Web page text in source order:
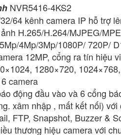
NVR5416-4KS2
64 kênh camera IP hỗ trợ
H.265/H.264/MJPEG/
4Mp/3Mp/1080P/ 720P/
12MP, cổng ra tín hiệu
1280×720,
camera
động đầu vào và 6 cổng
xâm nhập , mất kết nối)
FTP, Snapshot, Buzzer &
thương hiệu camera với